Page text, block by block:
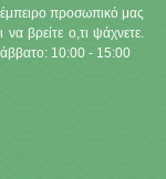
έμπειρο προσωπικό μας
βρείτε ο,τι ψάχνετε.
10:00 - 15:00